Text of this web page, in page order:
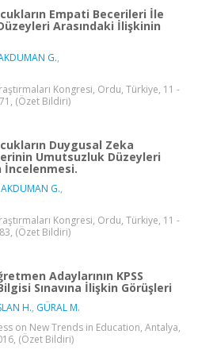
Empati Becerileri İle
Arasındaki İlişkinin
G.,
Kongresi, Ordu, Türkiye, 11 -
(Özet Bildiri)
Duygusal Zeka
Umutsuzluk Düzeyleri
İncelenmesi.
G.,
Kongresi, Ordu, Türkiye, 11 -
(Özet Bildiri)
Adaylarının KPSS
Sınavına İlişkin Görüşleri
H., GÜRAL M.
on New Trends in Education, Antalya,
(Özet Bildiri)